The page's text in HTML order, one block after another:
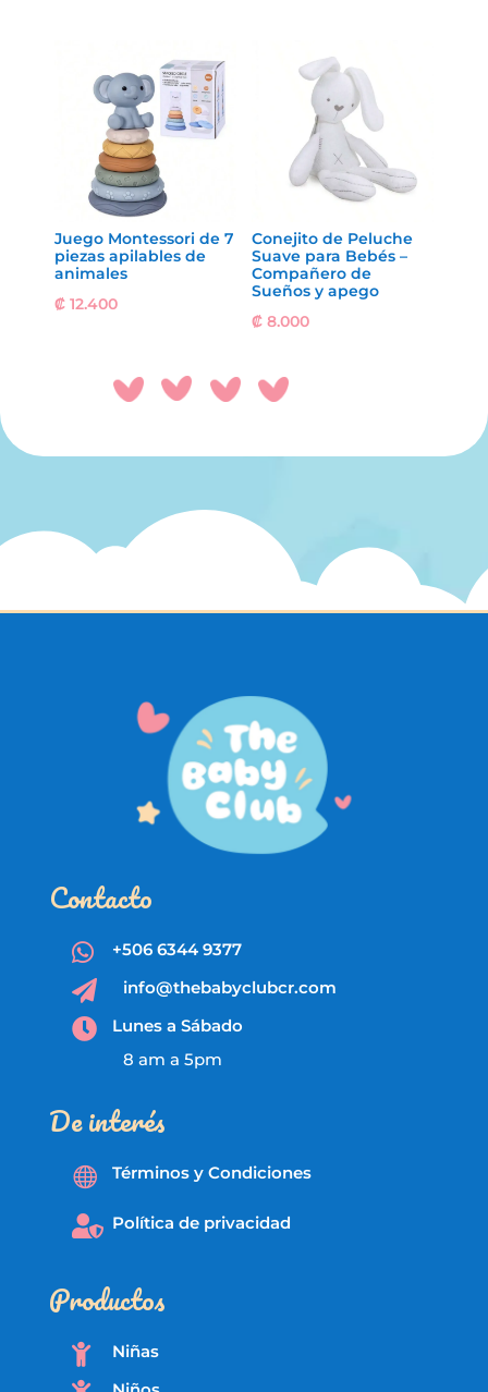
Juego Montessori de 7
piezas apilables de
animales
₡ 12.400
Conejito de Peluche
Suave para Bebés –
Compañero de
Sueños y apego
₡8.000
Contacto
 +506 6344 9377
 info@thebabyclubcr.com

Lunes a Sábado
8 am a 5pm
De interés
 Términos y Condiciones
 Política de privacidad
Productos
 Niñas